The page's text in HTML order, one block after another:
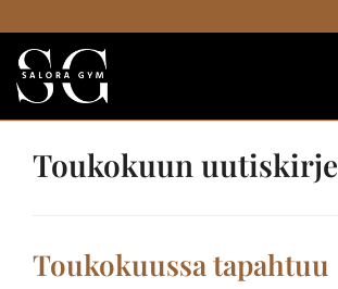
Toukokuun uutiskirje
Toukokuussa tapahtuu